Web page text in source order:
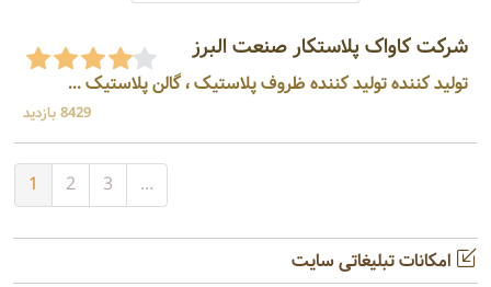
شرکت کاواک پلاستکار صنعت البرز
تولید کننده تولید کننده ظروف پلاستیک ، گالن پلاستیک ...
8429 بازدید
1 2 3 ...
امکانات تبلیغاتی سایت